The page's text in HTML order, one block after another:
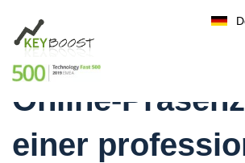
Steigern Sie
Online-
einer